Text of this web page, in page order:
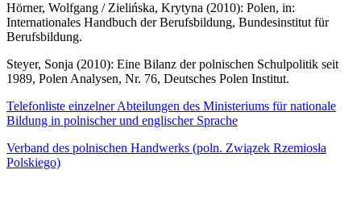
Hörner, Wolfgang / Zielińska, Krytyna (2010): Polen, in:
Internationales Handbuch der Berufsbildung, Bundesinstitut für
Berufsbildung.
Steyer, Sonja (2010): Eine Bilanz der polnischen Schulpolitik seit
1989, Polen Analysen, Nr. 76, Deutsches Polen Institut.
Telefonliste einzelner Abteilungen des Ministeriums für nationale
Bildung in polnischer und englischer Sprache
Verband des polnischen Handwerks (poln. Związek Rzemiosła
Polskiego)